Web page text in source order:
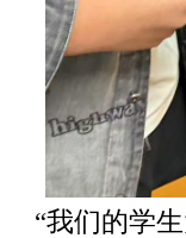
“我们的学